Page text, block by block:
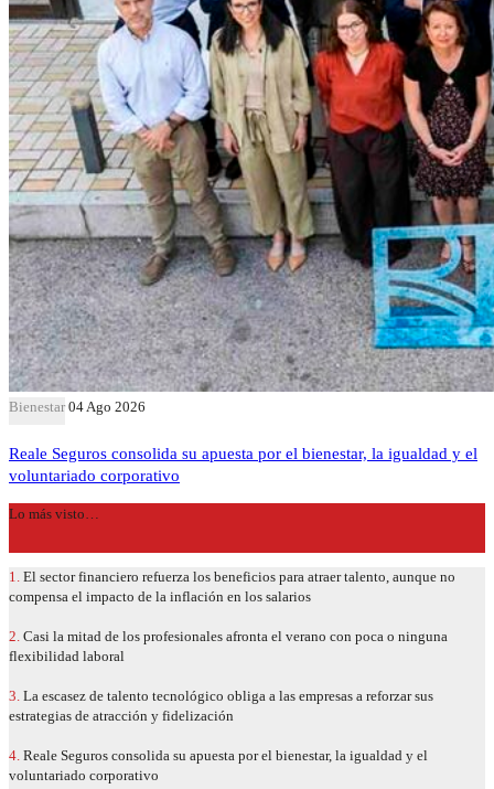
Bienestar 04 Ago 2026
Reale Seguros consolida su apuesta por el bienestar, la igualdad y el
voluntariado corporativo
Lo más visto…
1. El sector financiero refuerza los beneficios para atraer talento, aunque no
compensa el impacto de la inflación en los salarios
2. Casi la mitad de los profesionales afronta el verano con poca o ninguna
flexibilidad laboral
3. La escasez de talento tecnológico obliga a las empresas a reforzar sus
estrategias de atracción y fidelización
4. Reale Seguros consolida su apuesta por el bienestar, la igualdad y el
voluntariado corporativo